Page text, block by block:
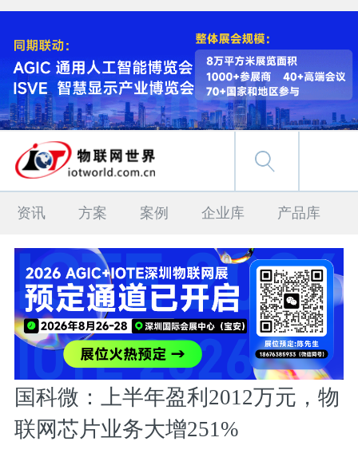
资讯 方案 案例 企业库 产品库
国科微：上半年盈利2012万元，物
联网芯片业务大增251%